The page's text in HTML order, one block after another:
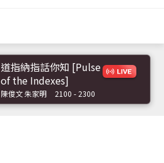
道指納指話你知 [Pulse
of the Indexes]
陳俊文 朱家明 2100 - 2300